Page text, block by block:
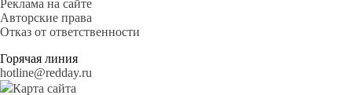
Реклама на сайте
Авторские права
Отказ от ответственности
Горячая линия
hotline@redday.ru
Карта сайта